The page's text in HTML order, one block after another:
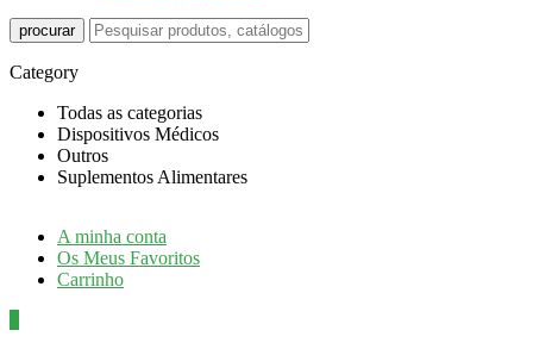
procurar
Category
Todas as categorias
Dispositivos Médicos
Outros
Suplementos Alimentares
A minha conta
Os Meus Favoritos
Carrinho